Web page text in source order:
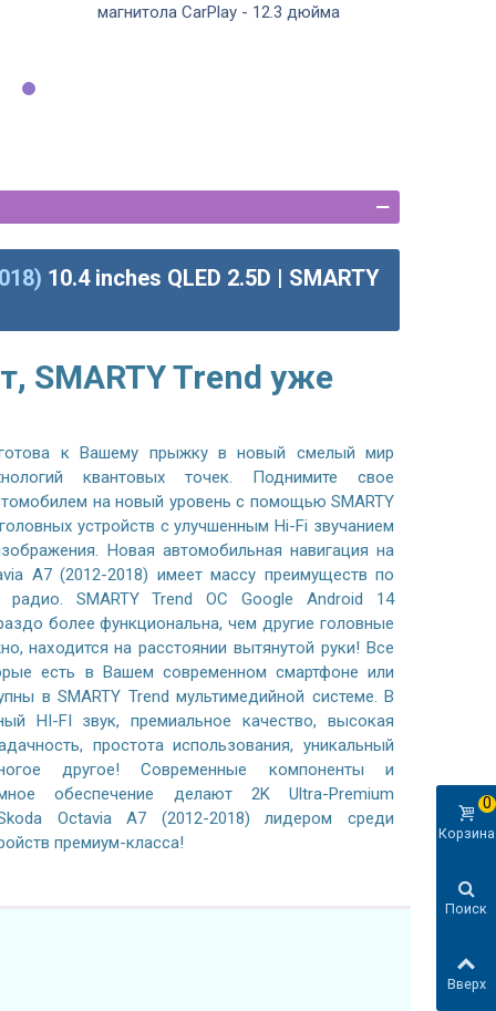
магнитола CarPlay - 12.3 дюйма
10.4 inches QLED 2.5D | SMARTY
SMARTY Trend уже
к Вашему прыжку в новый смелый мир
квантовых точек. Поднимите свое
на новый уровень с помощью SMARTY
устройств с улучшенным Hi-Fi звучанием
Новая автомобильная навигация на
A7 (2012-2018) имеет массу преимуществ по
радио. SMARTY Trend ОС Google Android 14
более функциональна, чем другие головные
находится на расстоянии вытянутой руки! Все
есть в Вашем современном смартфоне или
в SMARTY Trend мультимедийной системе. В
HI-FI звук, премиальное качество, высокая
простота использования, уникальный
другое! Современные компоненты и
обеспечение делают 2K Ultra-Premium
Octavia A7 (2012-2018) лидером среди
премиум-класса!
Корзина
0
Поиск
Вверх